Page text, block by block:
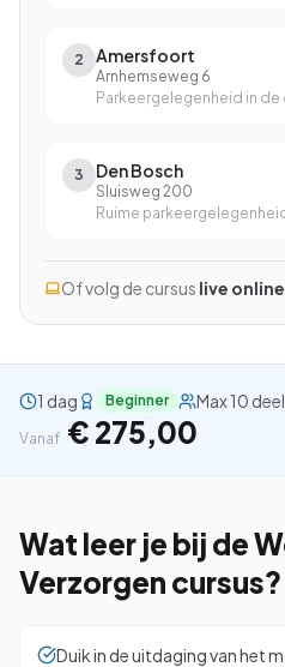
Gratis
2 Amersfoort
Arnhemseweg 6
Parkeergelegenheid in
3 Den Bosch
Sluisweg 200
Ruime
Of volg de cursus live online
1 dag Beginner Max 10
Vanaf € 275,00
Wat leer je bij de
Verzorgen cursus?
Duik in de uitdaging van het